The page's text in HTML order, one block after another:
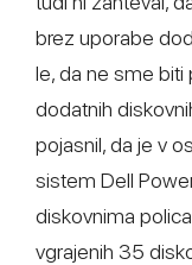
brez uporabe
le, da ne sme biti
dodatnih
pojasnil, da je v
sistem Dell
diskovnima
vgrajenih 35